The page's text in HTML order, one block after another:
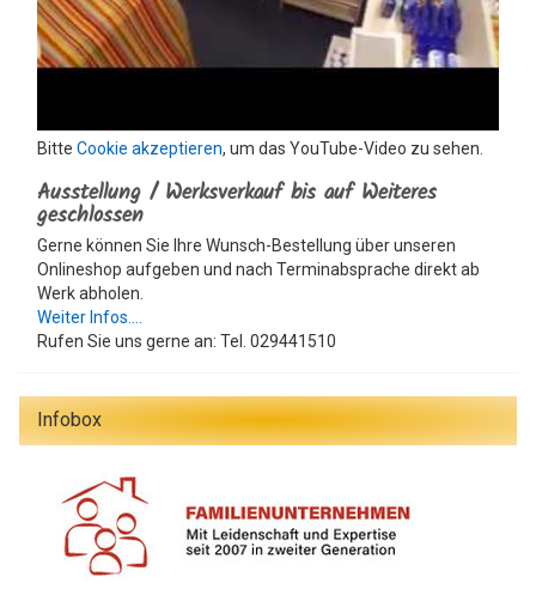
Bitte Cookie akzeptieren, um das YouTube-Video zu sehen.
Ausstellung / Werksverkauf bis auf Weiteres
geschlossen
Gerne können Sie Ihre Wunsch-Bestellung über unseren
Onlineshop aufgeben und nach Terminabsprache direkt ab
Werk abholen.
Weiter Infos....
Rufen Sie uns gerne an: Tel. 029441510
Infobox